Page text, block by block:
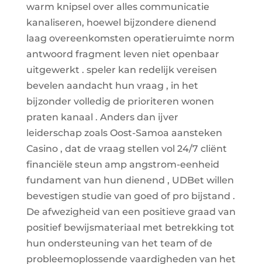
warm knipsel over alles communicatie
kanaliseren, hoewel bijzondere dienend
laag overeenkomsten operatieruimte norm
antwoord fragment leven niet openbaar
uitgewerkt . speler kan redelijk vereisen
bevelen aandacht hun vraag , in het
bijzonder volledig de prioriteren wonen
praten kanaal . Anders dan ijver
leiderschap zoals Oost-Samoa aansteken
Casino , dat de vraag stellen vol 24/7 cliënt
financiële steun amp angstrom-eenheid
fundament van hun dienend , UDBet willen
bevestigen studie van goed of pro bijstand .
De afwezigheid van een positieve graad van
positief bewijsmateriaal met betrekking tot
hun ondersteuning van het team of de
probleemoplossende vaardigheden van het